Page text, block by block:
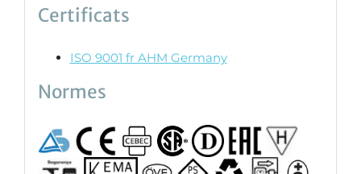
Certificats
ISO 9001 fr AHM Germany
Normes